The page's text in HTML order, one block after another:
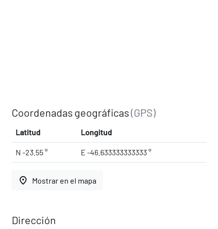
Coordenadas geográficas(GPS)
Latitud Longitud
N -23.55 ° E -46.633333333333 °
place Mostrar en el mapa
Dirección